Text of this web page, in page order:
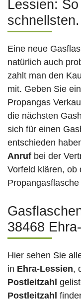
Lessien: So
schnellsten.
Eine neue
natürlich auch
zahlt man den
mit. Geben Sie
Propangas
die nächsten
sich für einen
entschieden
Anruf bei der
Vorfeld klären, ob
38468
Hier sehen Sie
in Ehra-Lessien,
Postleitzahl
Postleitzahl